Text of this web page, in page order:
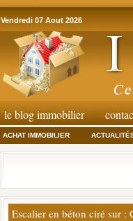
Vendredi 07 Aout 2026
le blog immobilier
ACHAT IMMOBILIER
Escalier en béton ciré sur :